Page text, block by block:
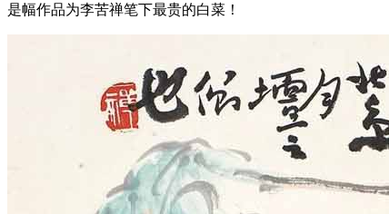
是幅作品为李苦禅笔下最贵的白菜！